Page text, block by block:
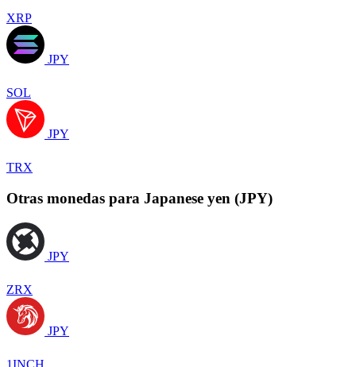
XRP
JPY
SOL
JPY
TRX
Otras monedas para Japanese yen (JPY)
JPY
ZRX
JPY
1INCH